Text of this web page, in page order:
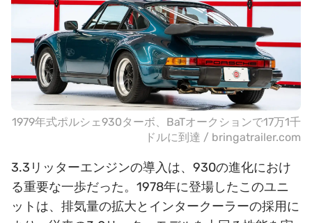
1979年式ポルシェ930ターボ、BaTオークションで17万1千
ドルに到達 / bringatrailer.com
3.3リッターエンジンの導入は、930の進化におけ
る重要な一歩だった。1978年に登場したこのユニ
ットは、排気量の拡大とインタークーラーの採用に